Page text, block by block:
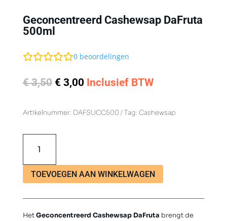
Geconcentreerd Cashewsap DaFruta
500ml
0beoordelingen
€3,50 Oorspronkelijke
€ 3,50.
€3,00Huidige
€ 3,00.
Inclusief BTW
Artikelnummer: DAFSUCC500 Tag: Cashewsap
Cashewsap
DaFruta
500ml
aantal
TOEVOEGEN AAN WINKELWAGEN
HetGeconcentreerd Cashewsap DaFruta brengt de